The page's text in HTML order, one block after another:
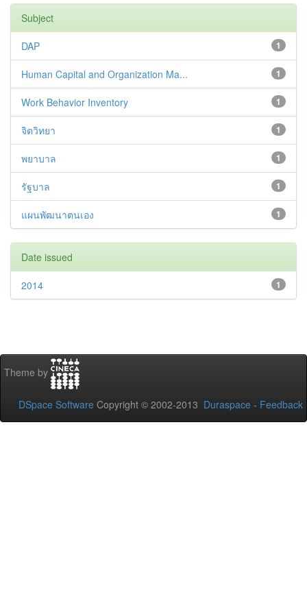
Subject
1
DAP
1
Human Capital and Organization Ma...
1
Work Behavior Inventory
1
จิตวิทยา
1
พยาบาล
1
รัฐบาล
1
แผนพัฒนาตนเอง
Date issued
1
2014
Theme by
DSpace Software Copyright © 2002-2013 Duraspace - Feedback